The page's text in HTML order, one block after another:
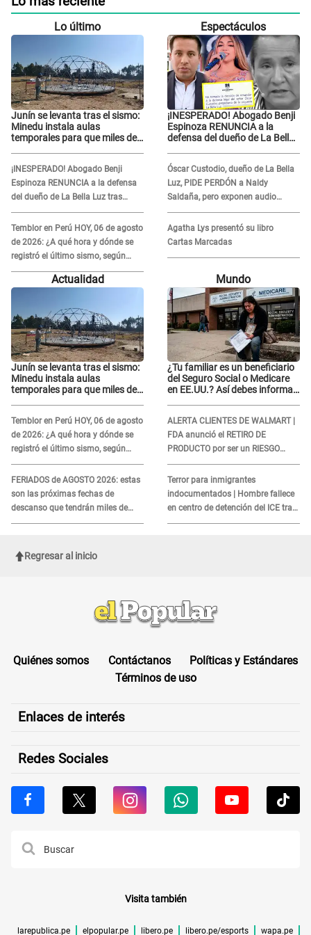
Lo último
Junín se levanta tras el sismo:
Minedu instala aulas
temporales para que miles de
¡INESPERADO! Abogado Benji
Espinoza RENUNCIA a la defensa
del dueño de La Bella Luz tras
difusión de POLÉMICO audio:
"Nada que defender"
Temblor en Perú HOY, 06 de agosto
de 2026: ¿A qué hora y dónde se
registró el último sismo, según
IGP?
Espectáculos
¡INESPERADO! Abogado Benji
Espinoza RENUNCIA a la
defensa del dueño de La Bella
defender"
Óscar Custodio, dueño de La Bella
Luz, PIDE PERDÓN a Naldy
Saldaña, pero exponen audio
donde le reclama por VIDEOS: "No
hay necesidad de grabar"
Agatha Lys presentó su libro
Cartas Marcadas
Actualidad
Junín se levanta tras el sismo:
Minedu instala aulas
temporales para que miles de
Temblor en Perú HOY, 06 de agosto
de 2026: ¿A qué hora y dónde se
registró el último sismo, según
IGP?
FERIADOS de AGOSTO 2026: estas
son las próximas fechas de
descanso que tendrán miles de
peruanos
Mundo
¿Tu familiar es un beneficiario
del Seguro Social o Medicare
en EE.UU.? Así debes informar
ALERTA CLIENTES DE WALMART |
FDA anunció el RETIRO DE
PRODUCTO por ser un RIESGO
MORTAL para consumidores: ¿Cuál
es?
Terror para inmigrantes
indocumentados | Hombre fallece
en centro de detención del ICE tras
sufrir una "emergencia médica"
Regresar al inicio
Quiénes somos Contáctanos
Políticas y Estándares
Términos de uso
Enlaces de interés
Redes Sociales
Visita también
larepublica.pe elpopular.pe libero.pe libero.pe/esports wapa.pe